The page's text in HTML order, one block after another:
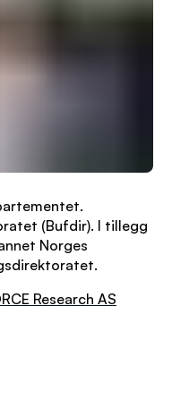
(Bufdir). I tillegg
Norges
Research AS